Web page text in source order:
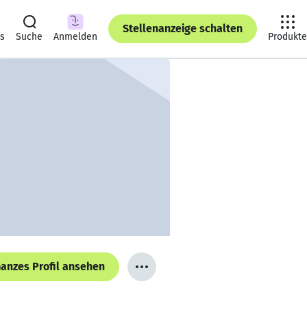
Suche Anmelden
Stellenanzeige schalten
Produkte
Profil ansehen